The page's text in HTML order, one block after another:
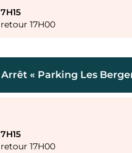
7H15
retour 17H00
Arrêt « Parking Les
7H15
retour 17H00